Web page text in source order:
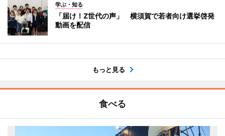
学ぶ・知る
「届け！Z世代の声」 横須賀で若者向け選挙啓発
動画を配信
もっと見る
食べる